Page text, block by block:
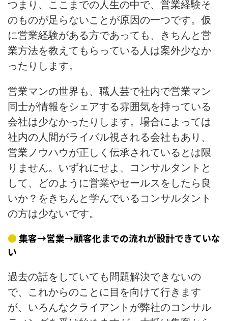
つまり、ここまでの人生の中で、営業経験そ
のものが足らないことが原因の一つです。仮
に営業経験がある方であっても、きちんと営
業方法を教えてもらっている人は案外少なか
ったりします。
営業マンの世界も、職人芸で社内で営業マン
同士が情報をシェアする雰囲気を持っている
会社は少なかったりします。場合によっては
社内の人間がライバル視される会社もあり、
営業ノウハウが正しく伝承されているとは限
りません。いずれにせよ、コンサルタントと
して、どのように営業やセールスをしたら良
いか？をきちんと学んでいるコンサルタント
の方は少ないです。
集客→営業→顧客化までの流れが設計できていな
い
過去の話をしていても問題解決できないの
で、これからのことに目を向けて行きます
が、いろんなクライアントが弊社のコンサル